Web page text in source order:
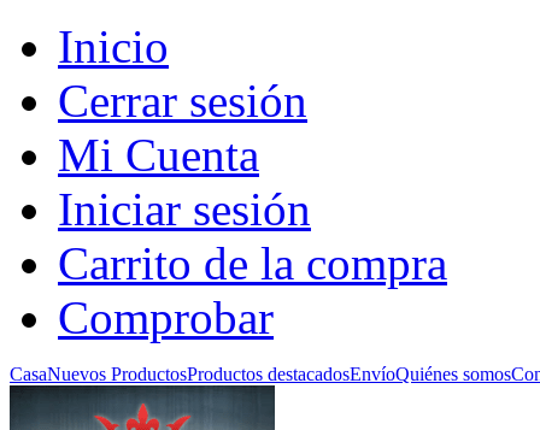
Inicio
Cerrar sesión
Mi Cuenta
Iniciar sesión
Carrito de la compra
Comprobar
CasaNuevos ProductosProductos destacadosEnvíoQuiénes somos